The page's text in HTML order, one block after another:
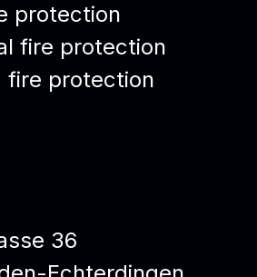
protection
fire protection
fire protection
36